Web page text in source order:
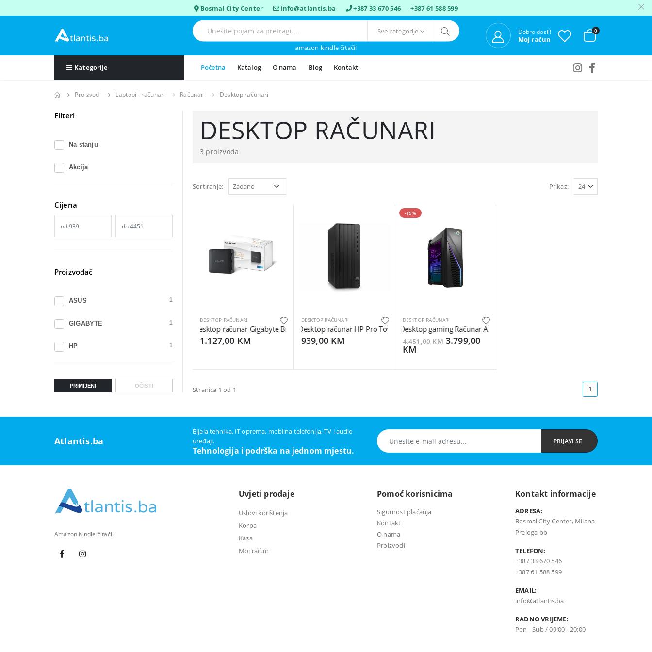
Bosmal City Center info@atlantis.ba +387 33 670 546 +387 61 588 599
amazon kindle čitači!
Dobro dosli!
Moj račun
0
Kategorije Početna Katalog O nama Blog Kontakt
Proizvodi Laptopi i računari Računari Desktop računari
DESKTOP RAČUNARI
3 proizvoda
Sortiranje: Prikaz:
DESKTOP RAČUNARI
Desktop računar Gigabyte Brix GB-BRI5H-1335i5-1335U, 4x 4k module2.5G LAN + Wi-Fi 6 module
1.127,00 KM
DESKTOP RAČUNARI
Desktop računar HP Pro Tower 290 G9 i3
939,00 KM
-15%
DESKTOP RAČUNARI
Desktop gaming Računar ASUS ROG G16 29L i7-13700F
4.451,00 KM 3.799,00
KM
Stranica 1 od 1 1
Filteri
Na stanju
Akcija
Cijena
Proizvođač
ASUS 1
GIGABYTE 1
HP 1
PRIMIJENI OČISTI
Atlantis.ba
Bijela tehnika, IT oprema, mobilna telefonija, TV i audio
uređaji.
Tehnologija i podrška na jednom mjestu.
PRIJAVI SE
Amazon Kindle čitači!
Uvjeti prodaje
Uslovi korištenja
Korpa
Kasa
Moj račun
Pomoć korisnicima
Sigurnost plaćanja
Kontakt
O nama
Proizvodi
Kontakt informacije
ADRESA:
Bosmal City Center, Milana
Preloga bb
TELEFON:
+387 33 670 546
+387 61 588 599
EMAIL:
info@atlantis.ba
RADNO VRIJEME:
Pon - Sub / 09:00 - 20:00